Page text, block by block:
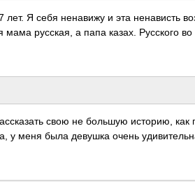
лет. Я себя нена­вижу и эта нена­висть
мама русс­кая, а папа казах. Русс­кого
свою не большую исто­рию,
у меня была девушка очень